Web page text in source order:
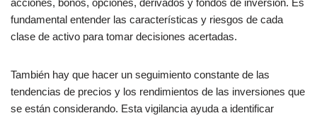
fundamental entender las características y riesgos de cada
clase de activo para tomar decisiones acertadas.
También hay que hacer un seguimiento constante de las
tendencias de precios y los rendimientos de las inversiones que
se están considerando. Esta vigilancia ayuda a identificar